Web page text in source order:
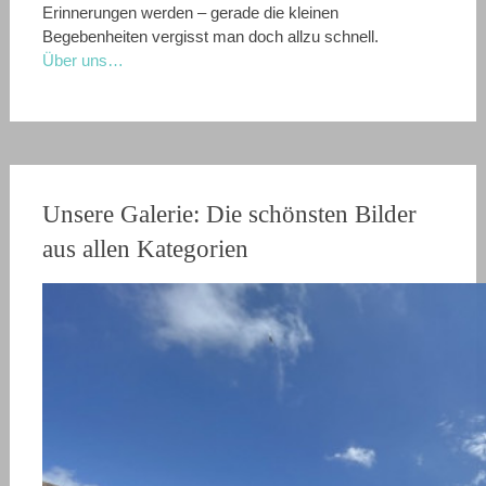
Erinnerungen werden – gerade die kleinen
Begebenheiten vergisst man doch allzu schnell.
Über uns…
Unsere Galerie: Die schönsten Bilder
aus allen Kategorien